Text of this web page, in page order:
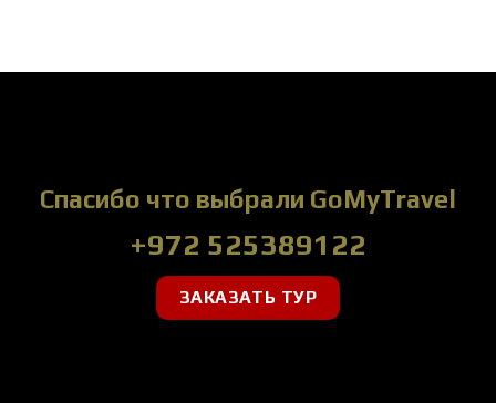
Спасибо что выбрали GoMyTravel
+972 525389122
ЗАКАЗАТЬ ТУР